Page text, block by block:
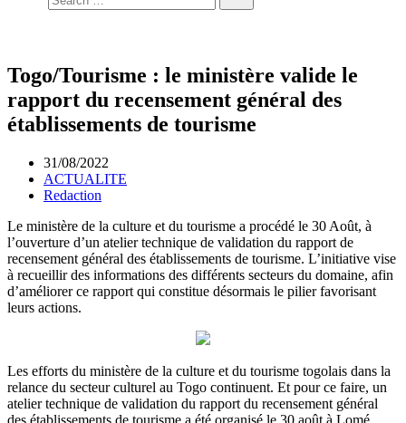
Togo/Tourisme : le ministère valide le
rapport du recensement général des
établissements de tourisme
31/08/2022
ACTUALITE
Redaction
Le ministère de la culture et du tourisme a procédé le 30 Août, à
l’ouverture d’un atelier technique de validation du rapport de
recensement général des établissements de tourisme. L’initiative vise
à recueillir des informations des différents secteurs du domaine, afin
d’améliorer ce rapport qui constitue désormais le pilier favorisant
leurs actions.
Les efforts du ministère de la culture et du tourisme togolais dans la
relance du secteur culturel au Togo continuent. Et pour ce faire, un
atelier technique de validation du rapport du recensement général